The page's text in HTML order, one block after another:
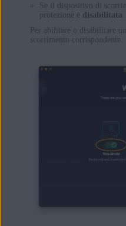
Se il dispositivo di
protezione è disabilitata
Per abilitare o disabilitare
scorrimento corrispondente.